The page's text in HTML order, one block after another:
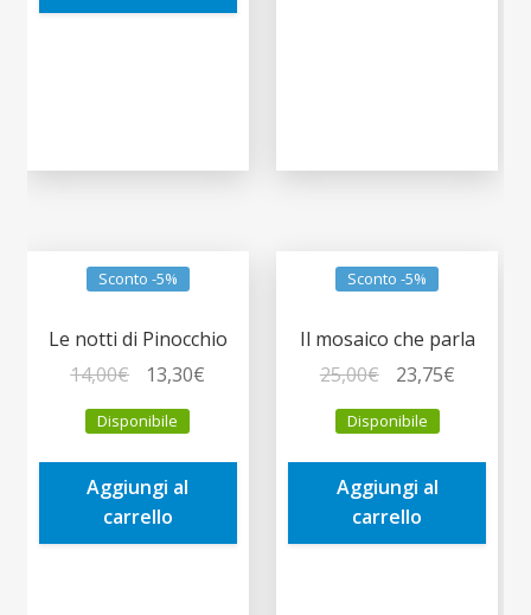
Sconto -5%
Le notti di Pinocchio
14,00€
prezzo
originale
era:
14,00€.
13,30€
è:
Disponibile
Aggiungi al
carrello
Sconto -5%
Il mosaico che parla
25,00€
prezzo
originale
era:
25,00€.
23,75€Il
è:
Disponibile
Aggiungi al
carrello